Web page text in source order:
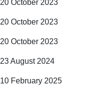
20 October 2023
20 October 2023
20 October 2023
23 August 2024
10 February 2025